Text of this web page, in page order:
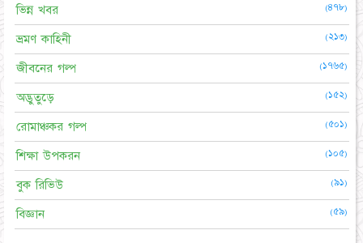
ভিন্ন খবর (৪৭৮)
ভ্রমণ কাহিনী (২১৩)
জীবনের গল্প (১৭৬৫)
অদ্ভুতুড়ে (১৫২)
রোমাঞ্চকর গল্প (৫০১)
শিক্ষা উপকরন (১০৫)
বুক রিভিউ (৯১)
বিজ্ঞান (৫৯)